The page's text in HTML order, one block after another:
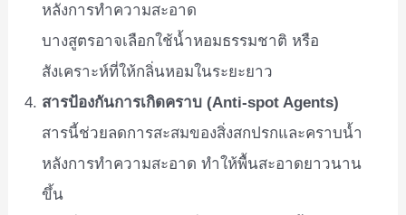
หลังการทำความสะอาด
บางสูตรอาจเลือกใช้น้ำหอมธรรมชาติ หรือ
สังเคราะห์ที่ให้กลิ่นหอมในระยะยาว
สารป้องกันการเกิดคราบ (Anti-spot Agents)
สารนี้ช่วยลดการสะสมของสิ่งสกปรกและคราบน้ำ
หลังการทำความสะอาด ทำให้พื้นสะอาดยาวนาน
ขึ้น